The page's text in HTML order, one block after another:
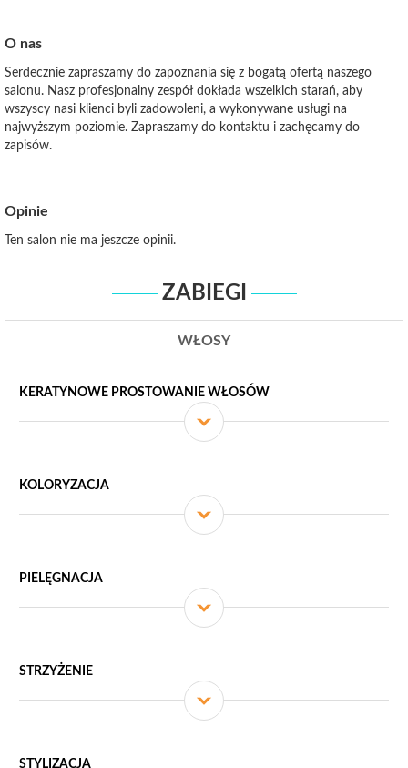
O nas
Serdecznie zapraszamy do zapoznania się z bogatą ofertą naszego
salonu. Nasz profesjonalny zespół dokłada wszelkich starań, aby
wszyscy nasi klienci byli zadowoleni, a wykonywane usługi na
najwyższym poziomie. Zapraszamy do kontaktu i zachęcamy do
zapisów.
Opinie
Ten salon nie ma jeszcze opinii.
ZABIEGI
WŁOSY
KERATYNOWE PROSTOWANIE WŁOSÓW
KOLORYZACJA
PIELĘGNACJA
STRZYŻENIE
STYLIZACJA